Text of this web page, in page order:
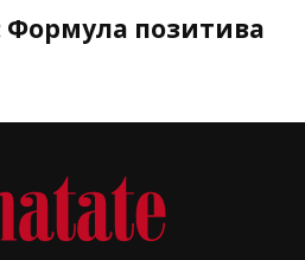
Формула позитива